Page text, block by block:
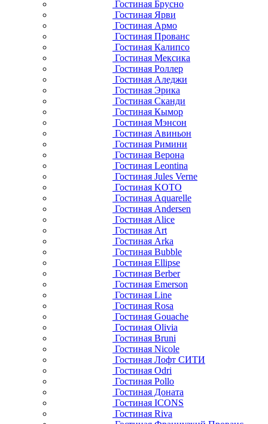
Гостиная Брусно
Гостиная Ярви
Гостиная Армо
Гостиная Прованс
Гостиная Калипсо
Гостиная Мексика
Гостиная Роллер
Гостиная Аледжи
Гостиная Эрика
Гостиная Сканди
Гостиная Кымор
Гостиная Мэнсон
Гостиная Авиньон
Гостиная Римини
Гостиная Верона
Гостиная Leontina
Гостиная Jules Verne
Гостиная KOTO
Гостиная Aquarelle
Гостиная Andersen
Гостиная Alice
Гостиная Art
Гостиная Arka
Гостиная Bubble
Гостиная Ellipse
Гостиная Berber
Гостиная Emerson
Гостиная Line
Гостиная Rosa
Гостиная Gouache
Гостиная Olivia
Гостиная Bruni
Гостиная Nicole
Гостиная Лофт СИТИ
Гостиная Odri
Гостиная Pollo
Гостиная Доната
Гостиная ICONS
Гостиная Riva